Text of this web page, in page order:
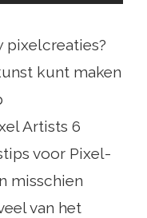
pixelcreaties?
kunt maken
Artists 6
voor Pixel-
misschien
van het